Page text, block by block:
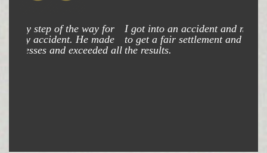
I got into an accident and my attorney was able
to get a fair settlement and am very happy with
the results.